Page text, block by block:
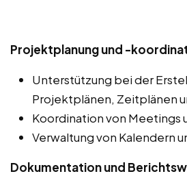
Projektplanung und -
Unterstützung bei der
Projektplänen, Zeitplänen
Koordination von Meetings
Verwaltung von Kalendern
Dokumentation und